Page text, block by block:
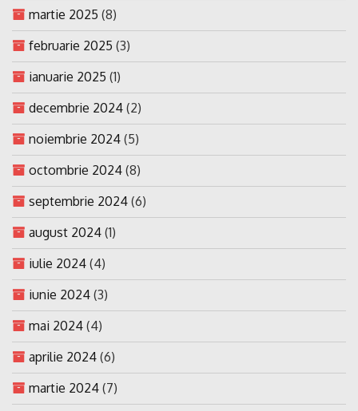
martie 2025 (8)
februarie 2025 (3)
ianuarie 2025 (1)
decembrie 2024 (2)
noiembrie 2024 (5)
octombrie 2024 (8)
septembrie 2024 (6)
august 2024 (1)
iulie 2024 (4)
iunie 2024 (3)
mai 2024 (4)
aprilie 2024 (6)
martie 2024 (7)